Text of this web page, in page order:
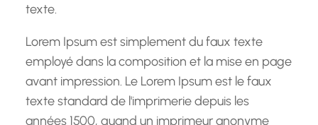
texte.
Lorem Ipsum est simplement du faux texte
employé dans la composition et la mise en page
avant impression. Le Lorem Ipsum est le faux
texte standard de l'imprimerie depuis les
années 1500, quand un imprimeur anonyme